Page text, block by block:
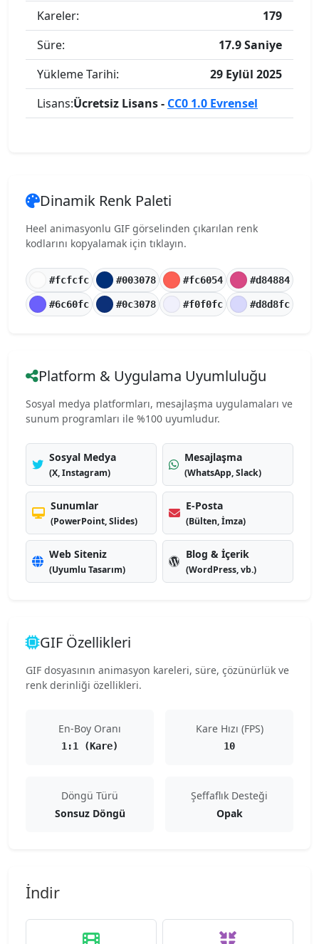
Kareler:
179
Süre:
17.9 Saniye
Yükleme Tarihi:
29 Eylül 2025
Lisans:Ücretsiz Lisans - CC0 1.0 Evrensel
Dinamik Renk Paleti
Heel animasyonlu GIF görselinden çıkarılan renk
kodlarını kopyalamak için tıklayın.
#fcfcfc #003078 #fc6054 #d84884
#6c60fc #0c3078 #f0f0fc #d8d8fc
Platform & Uygulama Uyumluluğu
Sosyal medya platformları, mesajlaşma uygulamaları ve
sunum programları ile %100 uyumludur.
Sosyal Medya
(X, Instagram)
Mesajlaşma
(WhatsApp, Slack)
Sunumlar
(PowerPoint, Slides)
E-Posta
(Bülten, İmza)
Web Siteniz
(Uyumlu Tasarım)
Blog & İçerik
(WordPress, vb.)
GIF Özellikleri
GIF dosyasının animasyon kareleri, süre, çözünürlük ve
renk derinliği özellikleri.
En-Boy Oranı
1:1 (Kare)
Kare Hızı (FPS)
10
Döngü Türü
Sonsuz Döngü
Şeffaflık Desteği
Opak
İndir